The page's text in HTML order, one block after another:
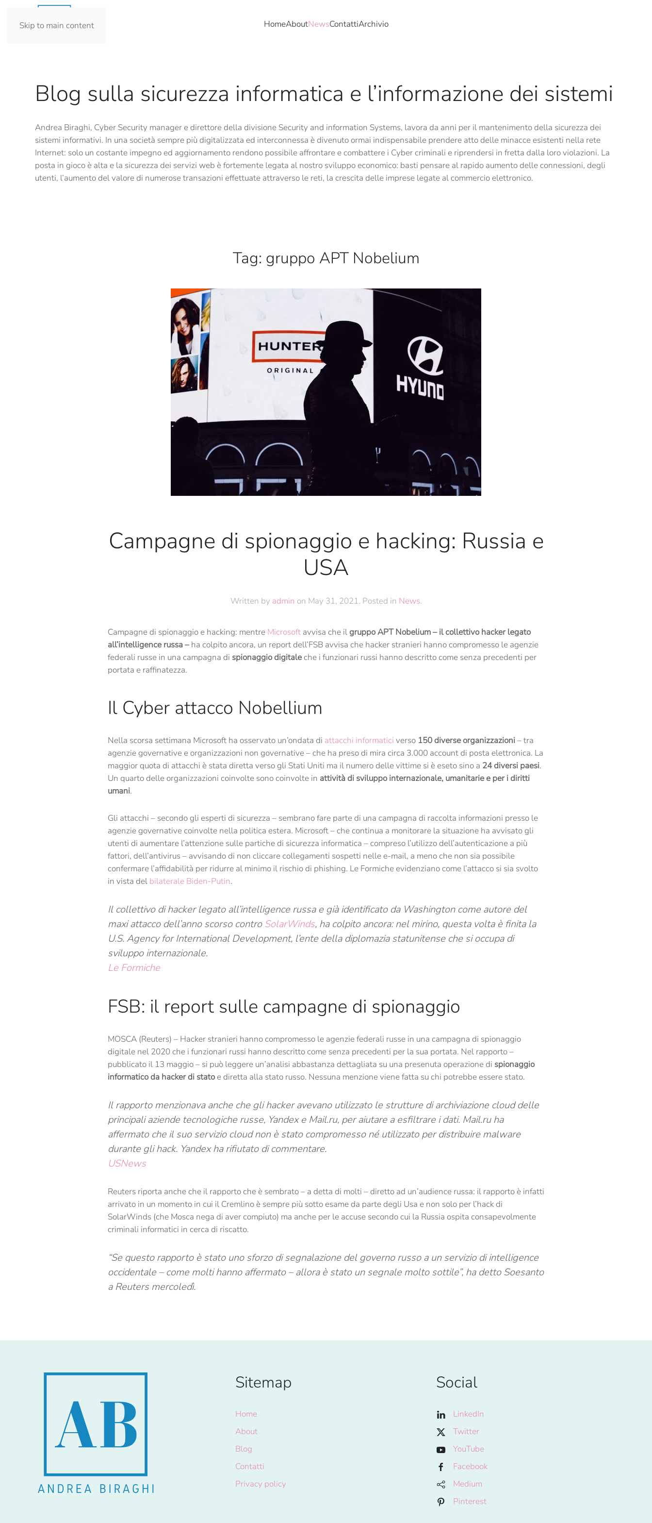
Skip to main content HomeAboutNewsContattiArchivio
Blog sulla sicurezza informatica e l’informazione dei sistemi
Andrea Biraghi, Cyber Security manager e direttore della divisione Security and information Systems, lavora da anni per il mantenimento della sicurezza dei
sistemi informativi. In una società sempre più digitalizzata ed interconnessa è divenuto ormai indispensabile prendere atto delle minacce esistenti nella rete
Internet: solo un costante impegno ed aggiornamento rendono possibile affrontare e combattere i Cyber criminali e riprendersi in fretta dalla loro violazioni. La
posta in gioco è alta e la sicurezza dei servizi web è fortemente legata al nostro sviluppo economico: basti pensare al rapido aumento delle connessioni, degli
utenti, l’aumento del valore di numerose transazioni effettuate attraverso le reti, la crescita delle imprese legate al commercio elettronico.
Tag: gruppo APT Nobelium
Campagne di spionaggio e hacking: Russia e
USA
Written by admin on May 31, 2021. Posted in News.
Campagne di spionaggio e hacking: mentre Microsoft avvisa che il gruppo APT Nobelium – il collettivo hacker legato
all’intelligence russa –ha colpito ancora, un report dell’FSB avvisa che hacker stranieri hanno compromesso le agenzie
federali russe in una campagna di spionaggio digitale che i funzionari russi hanno descritto come senza precedenti per
portata e raffinatezza.
Il Cyber attacco Nobellium
Nella scorsa settimana Microsoft ha osservato un’ondata di attacchi informatici verso 150 diverse organizzazioni– tra
agenzie governative e organizzazioni non governative – che ha preso di mira circa 3.000 account di posta elettronica. La
maggior quota di attacchi è stata diretta verso gli Stati Uniti ma il numero delle vittime si è eseto sino a 24 diversi paesi.
Un quarto delle organizzazioni coinvolte sono coinvolte in attività di sviluppo internazionale, umanitarie e per i diritti
umani.
Gli attacchi – secondo gli esperti di sicurezza – sembrano fare parte di una campagna di raccolta informazioni presso le
agenzie governative coinvolte nella politica estera. Microsoft – che continua a monitorare la situazione ha avvisato gli
utenti di aumentare l’attenzione sulle partiche di sicurezza informatica – compreso l’utilizzo dell’autenticazione a più
fattori, dell’antivirus – avvisando di non cliccare collegamenti sospetti nelle e-mail, a meno che non sia possibile
confermare l’affidabilità per ridurre al minimo il rischio di phishing. Le Formiche evidenziano come l’attacco si sia svolto
in vista del bilaterale Biden-Putin.
Il collettivo di hacker legato all’intelligence russa e già identificato da Washington come autore del
maxi attacco dell’anno scorso controSolarWinds, ha colpito ancora: nel mirino, questa volta è finita la
U.S. Agency for International Development, l’ente della diplomazia statunitense che si occupa di
sviluppo internazionale.
Le Formiche
FSB: il report sulle campagne di spionaggio
MOSCA (Reuters) – Hacker stranieri hanno compromesso le agenzie federali russe in una campagna di spionaggio
digitale nel 2020 che i funzionari russi hanno descritto come senza precedenti per la sua portata. Nel rapporto –
pubblicato il 13 maggio – si può leggere un’analisi abbastanza dettagliata su una presenuta operazione di spionaggio
informatico da hacker di stato e diretta alla stato russo. Nessuna menzione viene fatta su chi potrebbe essere stato.
Il rapporto menzionava anche che gli hacker avevano utilizzato le strutture di archiviazione cloud delle
principali aziende tecnologiche russe, Yandex e Mail.ru, per aiutare a esfiltrare i dati. Mail.ru ha
affermato che il suo servizio cloud non è stato compromesso né utilizzato per distribuire malware
durante gli hack. Yandex ha rifiutato di commentare.
USNews
Reuters riporta anche che il rapporto che è sembrato – a detta di molti – diretto ad un’audience russa: il rapporto è infatti
arrivato in un momento in cui il Cremlino è sempre più sotto esame da parte degli Usa e non solo per l’hack di
SolarWinds (che Mosca nega di aver compiuto) ma anche per le accuse secondo cui la Russia ospita consapevolmente
criminali informatici in cerca di riscatto.
“Se questo rapporto è stato uno sforzo di segnalazione del governo russo a un servizio di intelligence
occidentale – come molti hanno affermato – allora è stato un segnale molto sottile”, ha detto Soesanto
a Reuters mercoledì.
Sitemap
Home
About
Blog
Contatti
Privacy policy
Social
LinkedIn
Twitter
YouTube
Facebook
Medium
Pinterest